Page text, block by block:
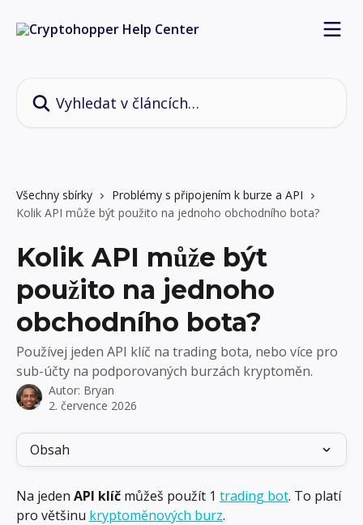
Všechny sbírky
Problémy s připojením k burze a API
Kolik API může být použito na jednoho obchodního bota?
Kolik API může být
použito na jednoho
obchodního bota?
Používej jeden API klíč na trading bota, nebo více pro
sub-účty na podporovaných burzách kryptoměn.
Autor: Bryan
2. července 2026
Obsah
Na jeden API klíč můžeš použít 1 trading bot. To platí
pro většinu kryptoměnových burz.